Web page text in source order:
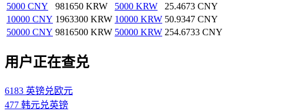
5000 CNY
981650 KRW 5000 KRW
25.4673 CNY
10000 CNY 1963300 KRW 10000 KRW 50.9347 CNY
50000 CNY 9816500 KRW 50000 KRW 254.6733 CNY
用户正在查兑
6183 英镑兑欧元
477 韩元兑英镑